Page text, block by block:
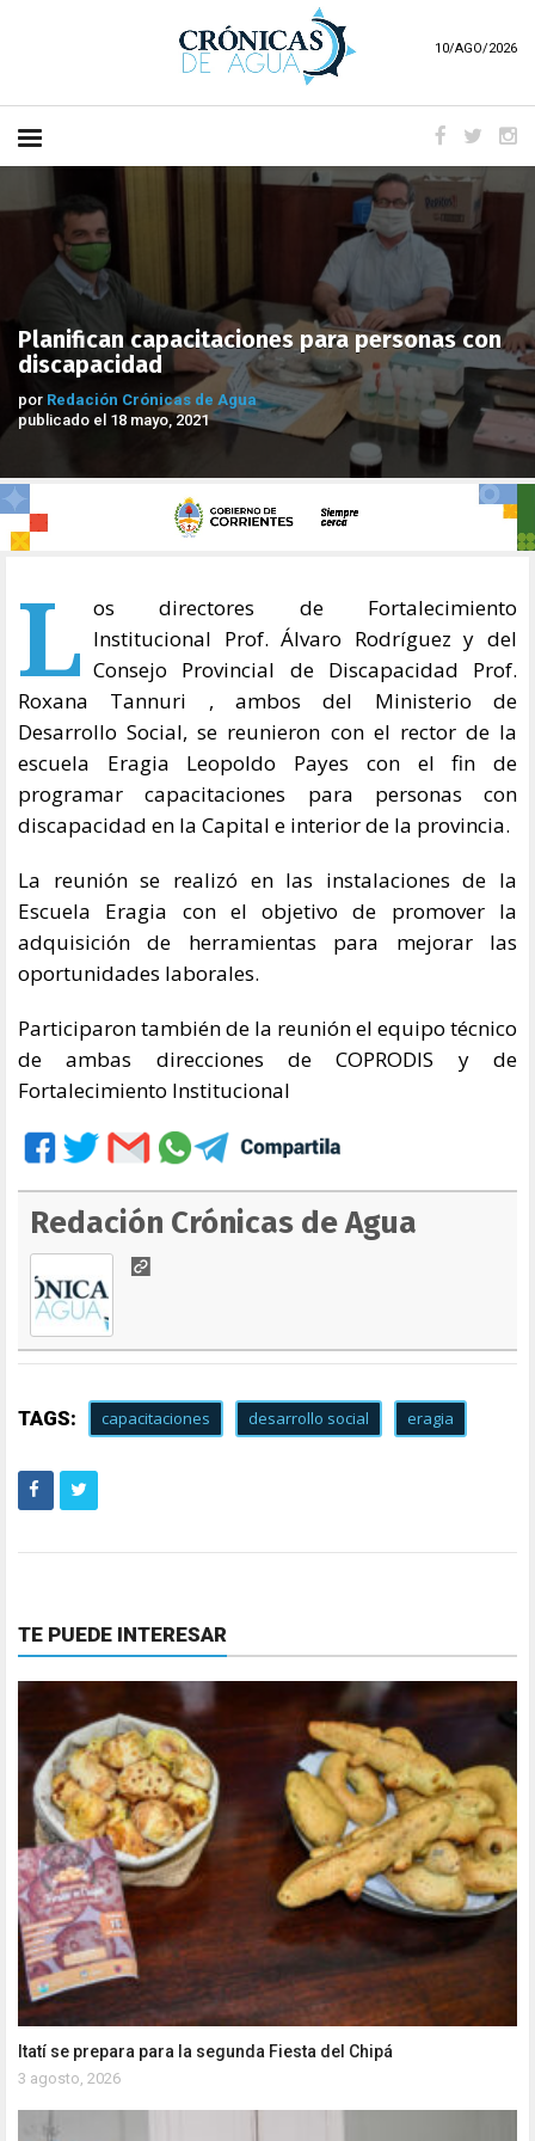
10/AGO/2026
Planifican capacitaciones para personas con
discapacidad
por Redación Crónicas de Agua
publicado el 18 mayo, 2021
L os directores de Fortalecimiento
Institucional Prof. Álvaro Rodríguez y del
Consejo Provincial de Discapacidad Prof.
Roxana Tannuri , ambos del Ministerio de
Desarrollo Social, se reunieron con el rector de la
escuela Eragia Leopoldo Payes con el fin de
programar capacitaciones para personas con
discapacidad en la Capital e interior de la provincia.
La reunión se realizó en las instalaciones de la
Escuela Eragia con el objetivo de promover la
adquisición de herramientas para mejorar las
oportunidades laborales.
Participaron también de la reunión el equipo técnico
de ambas direcciones de COPRODIS y de
Fortalecimiento Institucional
Redación Crónicas de Agua
TAGS: capacitaciones desarrollo social eragia
TE PUEDE INTERESAR
Itatí se prepara para la segunda Fiesta del Chipá
3 agosto, 2026